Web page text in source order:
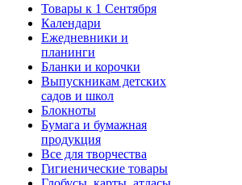
Товары к 1 Сентября
Календари
Ежедневники и
планинги
Бланки и корочки
Выпускникам детских
садов и школ
Блокноты
Бумага и бумажная
продукция
Все для творчества
Гигиенические товары